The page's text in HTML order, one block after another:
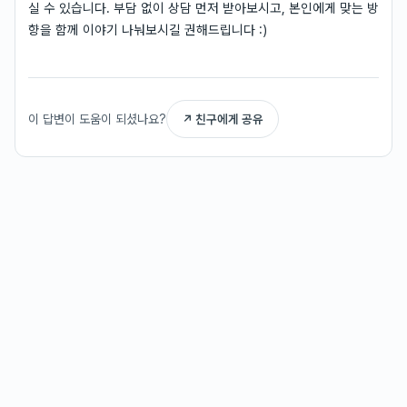
실 수 있습니다. 부담 없이 상담 먼저 받아보시고, 본인에게 맞는 방
향을 함께 이야기 나눠보시길 권해드립니다 :)
이 답변이 도움이 되셨나요? ↗ 친구에게 공유